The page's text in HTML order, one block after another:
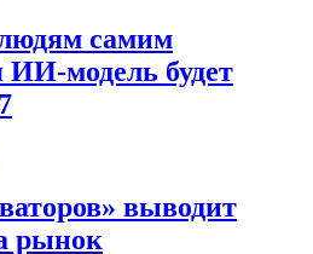
самим
модель будет
выводит
рынок